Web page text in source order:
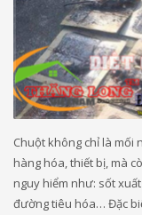
Chuột không chỉ là mối
hàng hóa, thiết bị, mà
nguy hiểm như: sốt
đường tiêu hóa… Đặc